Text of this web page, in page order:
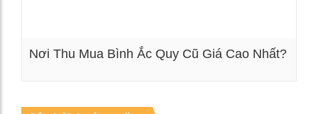
Nơi Thu Mua Bình Ắc Quy Cũ Giá Cao Nhất?